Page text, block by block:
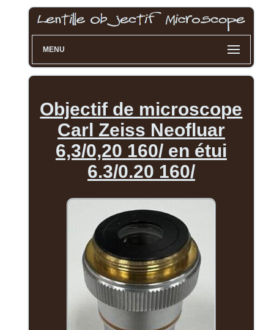
MENU
Objectif de microscope
Carl Zeiss Neofluar
6,3/0,20 160/ en étui
6.3/0.20 160/